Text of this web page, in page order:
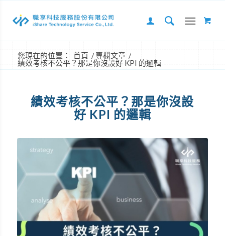
您現在的位置： 首頁 /專欄文章 /
績效考核不公平？那是你沒設好 KPI 的邏輯
績效考核不公平？那是你沒設
好 KPI 的邏輯